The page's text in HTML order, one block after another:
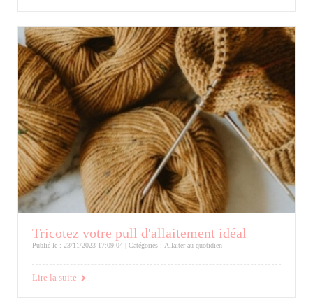
Tricotez votre pull d'allaitement idéal
Publié le : 23/11/2023 17:09:04 | Catégories : Allaiter au quotidien
Lire la suite